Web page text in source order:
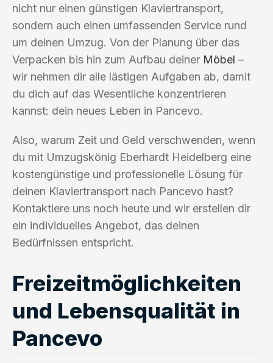
nicht nur einen günstigen Klaviertransport,
sondern auch einen umfassenden Service rund
um deinen Umzug. Von der Planung über das
Verpacken bis hin zum Aufbau deiner Möbel –
wir nehmen dir alle lästigen Aufgaben ab, damit
du dich auf das Wesentliche konzentrieren
kannst: dein neues Leben in Pancevo.
Also, warum Zeit und Geld verschwenden, wenn
du mit Umzugskönig Eberhardt Heidelberg eine
kostengünstige und professionelle Lösung für
deinen Klaviertransport nach Pancevo hast?
Kontaktiere uns noch heute und wir erstellen dir
ein individuelles Angebot, das deinen
Bedürfnissen entspricht.
Freizeitmöglichkeiten
und Lebensqualität in
Pancevo